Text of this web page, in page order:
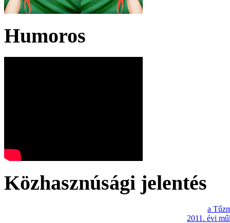
Humoros
Közhasznúsági jelentés
a
2011. évi